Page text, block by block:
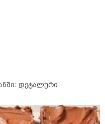
დეტალური